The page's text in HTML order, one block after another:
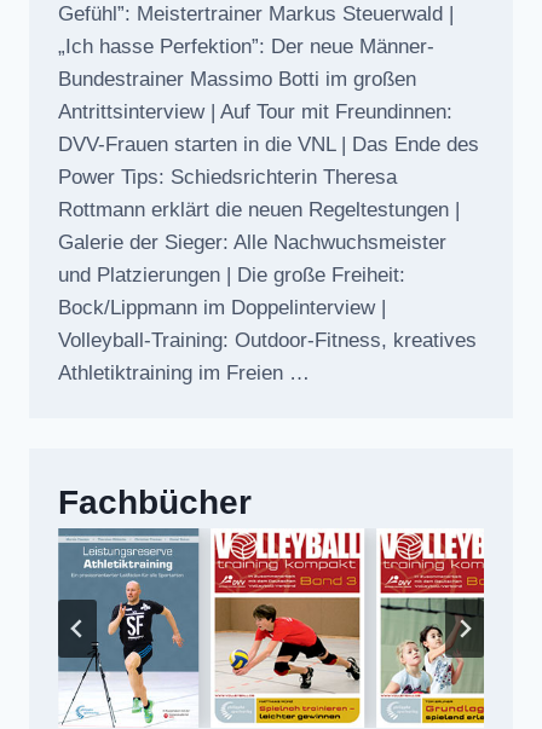
Gefühl”: Meistertrainer Markus Steuerwald |
„Ich hasse Perfektion”: Der neue Männer-
Bundestrainer Massimo Botti im großen
Antrittsinterview | Auf Tour mit Freundinnen:
DVV-Frauen starten in die VNL | Das Ende des
Power Tips: Schiedsrichterin Theresa
Rottmann erklärt die neuen Regeltestungen |
Galerie der Sieger: Alle Nachwuchsmeister
und Platzierungen | Die große Freiheit:
Bock/Lippmann im Doppelinterview |
Volleyball-Training: Outdoor-Fitness, kreatives
Athletiktraining im Freien …
Fachbücher